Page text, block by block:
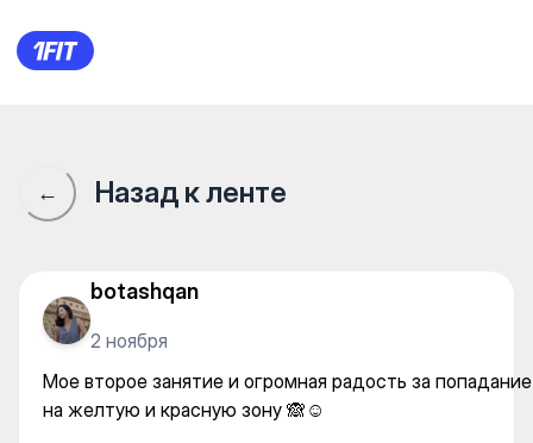
"SADAQ ATY" клуб
← Назад к ленте
botashqan
2 ноября
Мое второе занятие и огромная радость за попадание
на желтую и красную зону 🙈☺️